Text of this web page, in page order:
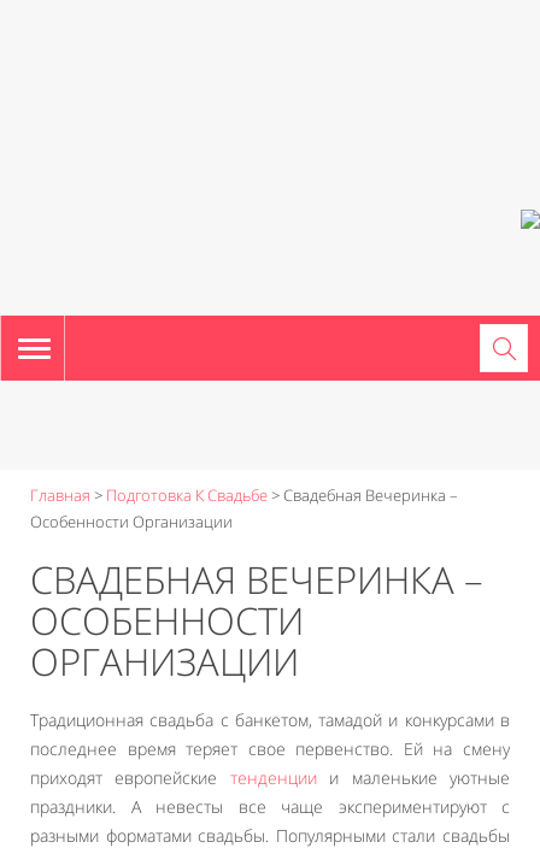
TOGGLE
NAVIGATION
Главная > Подготовка К Свадьбе>Свадебная Вечеринка –
Особенности Организации
СВАДЕБНАЯ ВЕЧЕРИНКА –
ОСОБЕННОСТИ
ОРГАНИЗАЦИИ
Традиционная свадьба с банкетом, тамадой и конкурсами в
последнее время теряет свое первенство. Ей на смену
приходят европейские тенденциии маленькие уютные
праздники. А невесты все чаще экспериментируют с
разными форматами свадьбы. Популярными стали свадьбы